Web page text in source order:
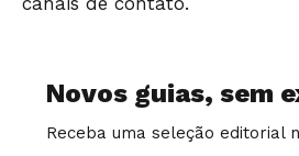
Novos guias, sem
Receba uma seleção editorial